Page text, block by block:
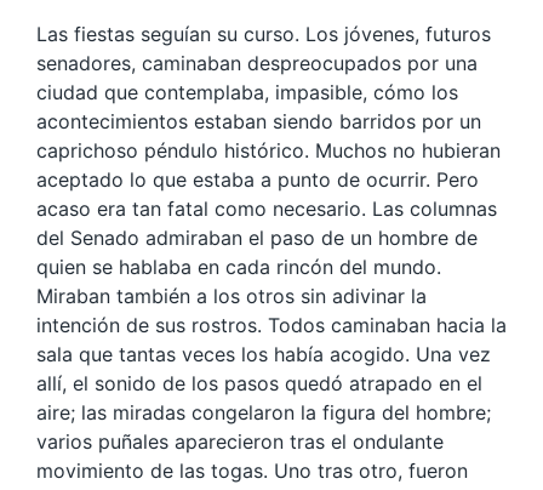
Las fiestas seguían su curso. Los jóvenes, futuros
senadores, caminaban despreocupados por una
ciudad que contemplaba, impasible, cómo los
acontecimientos estaban siendo barridos por un
caprichoso péndulo histórico. Muchos no hubieran
aceptado lo que estaba a punto de ocurrir. Pero
acaso era tan fatal como necesario. Las columnas
del Senado admiraban el paso de un hombre de
quien se hablaba en cada rincón del mundo.
Miraban también a los otros sin adivinar la
intención de sus rostros. Todos caminaban hacia la
sala que tantas veces los había acogido. Una vez
allí, el sonido de los pasos quedó atrapado en el
aire; las miradas congelaron la figura del hombre;
varios puñales aparecieron tras el ondulante
movimiento de las togas. Uno tras otro, fueron